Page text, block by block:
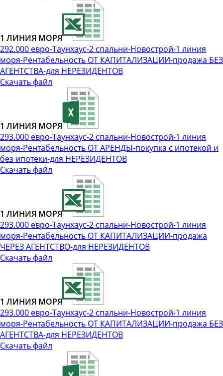
1 ЛИНИЯ МОРЯ
292.000 евро-Таунхаус-2 спальни-Новострой-1 линия
моря-Рентабельность ОТ КАПИТАЛИЗАЦИИ-продажа БЕЗ
АГЕНТСТВА-для НЕРЕЗИДЕНТОВ
Скачать файл
1 ЛИНИЯ МОРЯ
293.000 евро-Таунхаус-2 спальни-Новострой-1 линия
моря-Рентабельность ОТ АРЕНДЫ-покупка с ипотекой и
без ипотеки-для НЕРЕЗИДЕНТОВ
Скачать файл
1 ЛИНИЯ МОРЯ
293.000 евро-Таунхаус-2 спальни-Новострой-1 линия
моря-Рентабельность ОТ КАПИТАЛИЗАЦИИ-продажа
ЧЕРЕЗ АГЕНТСТВО-для НЕРЕЗИДЕНТОВ
Скачать файл
1 ЛИНИЯ МОРЯ
293.000 евро-Таунхаус-2 спальни-Новострой-1 линия
моря-Рентабельность ОТ КАПИТАЛИЗАЦИИ-продажа БЕЗ
АГЕНТСТВА-для НЕРЕЗИДЕНТОВ
Скачать файл